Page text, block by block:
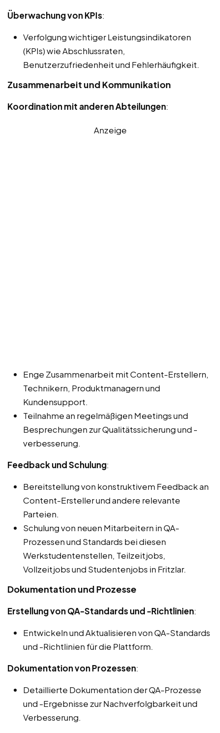
Überwachung von KPIs:
Verfolgung wichtiger Leistungsindikatoren
(KPIs) wie Abschlussraten,
Benutzerzufriedenheit und Fehlerhäufigkeit.
Zusammenarbeit und Kommunikation
Koordination mit anderen Abteilungen:
Anzeige
Enge Zusammenarbeit mit Content-Erstellern,
Technikern, Produktmanagern und
Kundensupport.
Teilnahme an regelmäßigen Meetings und
Besprechungen zur Qualitätssicherung und -
verbesserung.
Feedback und Schulung:
Bereitstellung von konstruktivem Feedback an
Content-Ersteller und andere relevante
Parteien.
Schulung von neuen Mitarbeitern in QA-
Prozessen und Standards bei diesen
Werkstudentenstellen, Teilzeitjobs,
Vollzeitjobs und Studentenjobs in Fritzlar.
Dokumentation und Prozesse
Erstellung von QA-Standards und -Richtlinien:
Entwickeln und Aktualisieren von QA-Standards
und -Richtlinien für die Plattform.
Dokumentation von Prozessen:
Detaillierte Dokumentation der QA-Prozesse
und -Ergebnisse zur Nachverfolgbarkeit und
Verbesserung.